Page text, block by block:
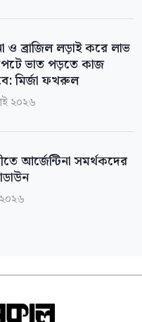
ও ব্রাজিল লড়াই করে লাভ
ভাত পড়তে কাজ
মির্জা ফখরুল
২০২৬
আর্জেন্টিনা সমর্থকদের